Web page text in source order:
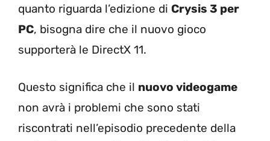
quanto riguarda l’edizione di Crysis 3 per
PC, bisogna dire che il nuovo gioco
supporterà le DirectX 11.
Questo significa che il nuovo videogame
non avrà i problemi che sono stati
riscontrati nell’episodio precedente della